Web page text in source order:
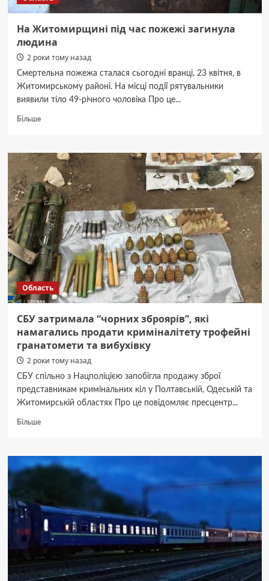
На Житомирщині під час пожежі загинула
людина
2 роки тому назад
Смертельна пожежа сталася сьогодні вранці, 23 квітня, в
Житомирському районі. На місці події рятувальники
виявили тіло 49-річного чоловіка Про це...
БільшеДокладніше
Житомирщині
під
час
пожежі
загинула
людина
Область
СБУ затримала “чорних зброярів”, які
намагались продати криміналітету трофейні
гранатомети та вибухівку
2 роки тому назад
СБУ спільно з Нацполіцією запобігла продажу зброї
представникам кримінальних кіл у Полтавській, Одеській та
Житомирській областях Про це повідомляє пресцентр...
БільшеДокладніше
затримала
“чорних
зброярів”,
продати
криміналітету
трофейні
гранатомети
та
вибухівку